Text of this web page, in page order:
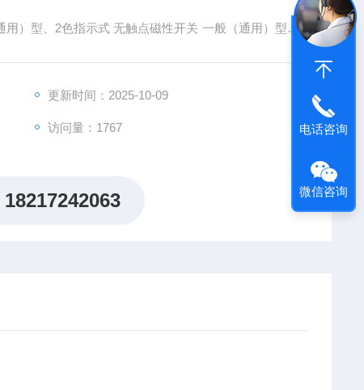
）型、2色指示式 无触点磁性开关 一般（通用）型、
更新时间：2025-10-09
访问量：1767
18217242063
电话咨询
微信咨询